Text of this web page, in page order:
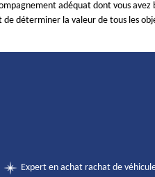
adéquat dont vous avez
de déterminer la valeur de tous les
Expert en achat rachat de